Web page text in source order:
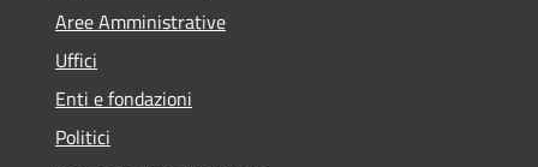
Aree Amministrative
Uffici
Enti e fondazioni
Politici